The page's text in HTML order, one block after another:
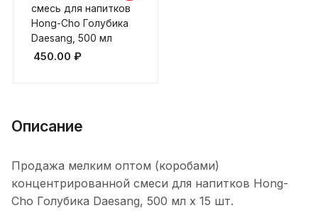
смесь для напитков
Hong-Cho Голубика
Daesang, 500 мл
450.00 ₽
Описание
Продажа мелким оптом (коробами)
концентрированной смеси для напитков Hong-
Cho Голубика Daesang, 500 мл х 15 шт.